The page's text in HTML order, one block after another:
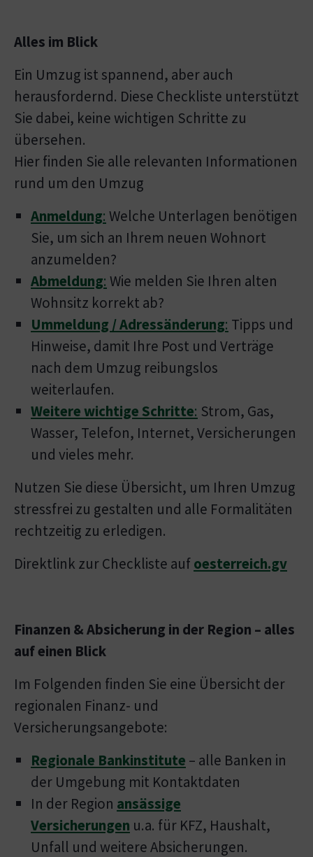
Alles im Blick
Ein Umzug ist spannend, aber auch
herausfordernd. Diese Checkliste unterstützt
Sie dabei, keine wichtigen Schritte zu
übersehen.
Hier finden Sie alle relevanten Informationen
rund um den Umzug
Anmeldung: Welche Unterlagen benötigen
Sie, um sich an Ihrem neuen Wohnort
anzumelden?
Abmeldung: Wie melden Sie Ihren alten
Wohnsitz korrekt ab?
Ummeldung / Adressänderung: Tipps und
Hinweise, damit Ihre Post und Verträge
nach dem Umzug reibungslos
weiterlaufen.
Weitere wichtige Schritte: Strom, Gas,
Wasser, Telefon, Internet, Versicherungen
und vieles mehr.
Nutzen Sie diese Übersicht, um Ihren Umzug
stressfrei zu gestalten und alle Formalitäten
rechtzeitig zu erledigen.
Direktlink zur Checkliste aufoesterreich.gv
Finanzen & Absicherung in der Region – alles
auf einen Blick
Im Folgenden finden Sie eine Übersicht der
regionalen Finanz- und
Versicherungsangebote:
Regionale Bankinstitute – alle Banken in
der Umgebung mit Kontaktdaten
In der Region ansässige
Versicherungen u.a. für KFZ, Haushalt,
Unfall und weitere Absicherungen.